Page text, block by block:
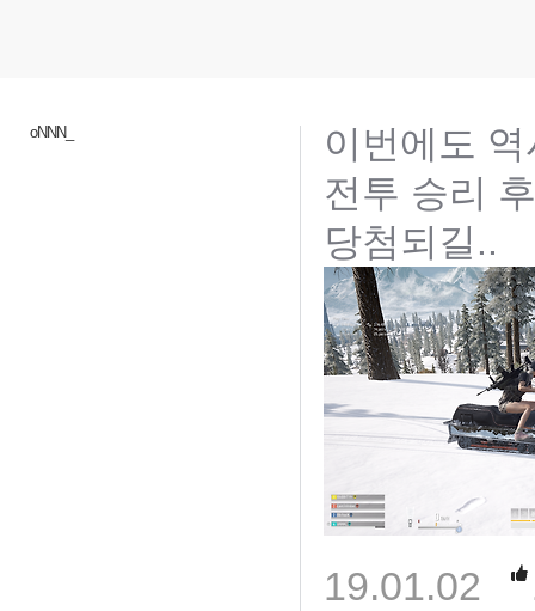
oNNN_
이번에도
전투 승리
당첨되길..
19.01.02